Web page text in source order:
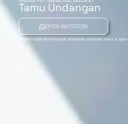
Tamu Undangan
OPEN INVITATION
*Mohon maaf jika terdapat kesalahan penulisan nama & gelar